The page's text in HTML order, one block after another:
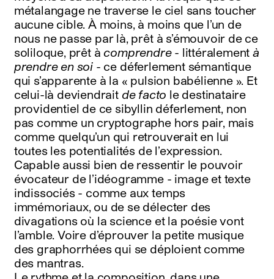
métalangage ne traverse le ciel sans toucher
aucune cible. À moins, à moins que l’un de
nous ne passe par là, prêt à s’émouvoir de ce
soliloque, prêt à comprendre - littéralementà
prendre en soi - ce déferlement sémantique
qui s’apparente à la « pulsion babélienne ». Et
celui-là deviendrait de facto le destinataire
providentiel de ce sibyllin déferlement, non
pas comme un cryptographe hors pair, mais
comme quelqu’un qui retrouverait en lui
toutes les potentialités de l’expression.
Capable aussi bien de ressentir le pouvoir
évocateur de l’idéogramme - image et texte
indissociés - comme aux temps
immémoriaux, ou de se délecter des
divagations où la science et la poésie vont
l’amble. Voire d’éprouver la petite musique
des graphorrhées qui se déploient comme
des mantras.